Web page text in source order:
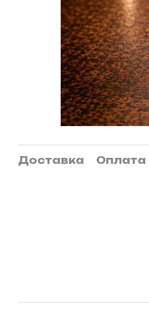
Доставка Оплата